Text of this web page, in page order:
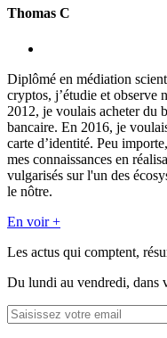
Thomas C
Diplômé en médiation
cryptos, j’étudie et observe
2012, je voulais acheter du
bancaire. En 2016, je
carte d’identité. Peu
mes connaissances en
vulgarisés sur l'un des
le nôtre.
En voir +
Les actus qui comptent,
Du lundi au vendredi, dans